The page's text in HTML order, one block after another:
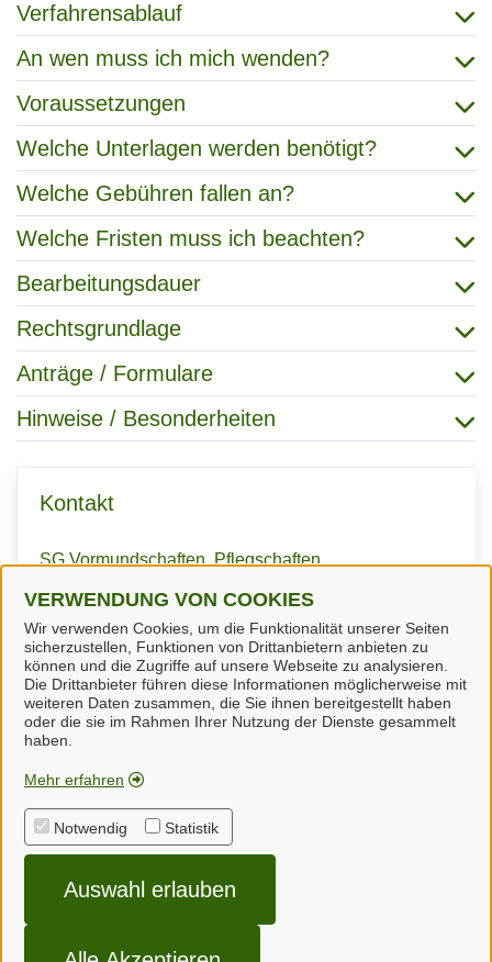
VERWENDUNG VON COOKIES
Wir verwenden Cookies, um die Funktionalität unserer Seiten
sicherzustellen, Funktionen von Drittanbietern anbieten zu
können und die Zugriffe auf unsere Webseite zu analysieren.
Die Drittanbieter führen diese Informationen möglicherweise mit
weiteren Daten zusammen, die Sie ihnen bereitgestellt haben
oder die sie im Rahmen Ihrer Nutzung der Dienste gesammelt
haben.
Mehr erfahren
Notwendig Statistik
Auswahl erlauben
Verfahrensablauf
An wen muss ich mich wenden?
Voraussetzungen
Welche Unterlagen werden benötigt?
Welche Gebühren fallen an?
Welche Fristen muss ich beachten?
Bearbeitungsdauer
Rechtsgrundlage
Anträge / Formulare
Hinweise / Besonderheiten
Kontakt
SG Vormundschaften, Pflegschaften,
Unterhaltsvorschuss
Landkreis Uckermark
Alle Rechte vorbehalten
Cookie-Einstellungen